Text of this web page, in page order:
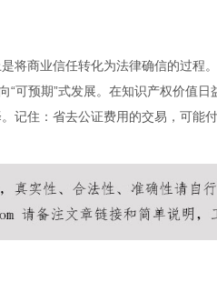
将商业信任转化为法律确信的过程
“可预期”式发展。在知识产权价值
记住：省去公证费用的交易，可能